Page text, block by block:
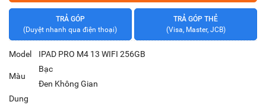
TRẢ GÓP
(Duyệt nhanh qua điện thoại)
TRẢ GÓP THẺ
(Visa, Master, JCB)
Model IPAD PRO M4 13 WIFI 256GB
Màu
Bạc
Đen Không Gian
Dung